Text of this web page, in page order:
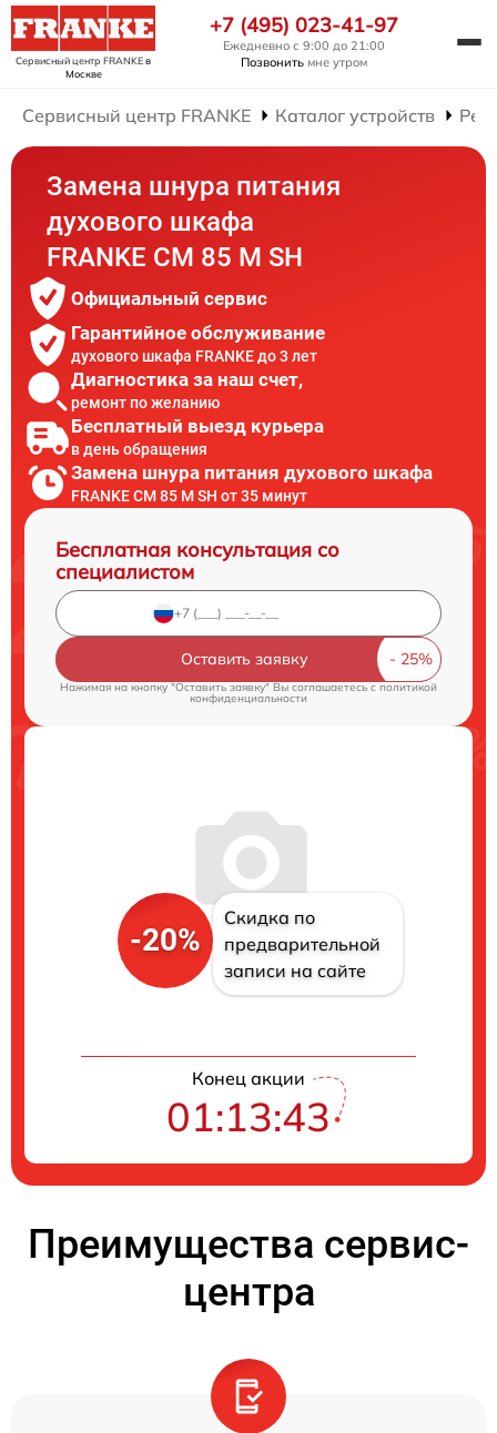
Сервисный центр FRANKEв
Москве
+7 (495) 023-41-97
Ежедневно с 9:00 до 21:00
Позвонить мне утром
Сервисный центр FRANKE Каталог устройств
Замена шнура питания
духового шкафа
FRANKE CM 85 M SH
Официальный сервис
Гарантийное обслуживание
духового шкафа FRANKE до 3 лет
Диагностика за наш счет,
ремонт по желанию
Бесплатный выезд курьера
в день обращения
Замена шнура питания духового шкафа
FRANKE CM 85 M SH от 35 минут
Бесплатная консультация со
специалистом
Оставить заявку
Нажимая на кнопку "Оставить заявку" Вы соглашаетесь cполитикой
конфиденциальности
-20%
Скидка по
предварительной
записи на сайте
Конец акции
01:13:42
Преимущества сервис-
центра